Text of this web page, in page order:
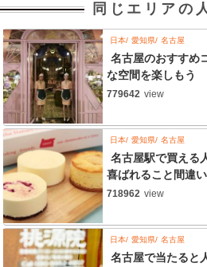
同じエリアの
日本 愛知県 名古屋
名古屋のおすすめ
な空間を楽しもう
779642 view
日本 愛知県 名古屋
名古屋駅で買える
喜ばれること間違
718962 view
日本 愛知県 名古屋
名古屋で当たると